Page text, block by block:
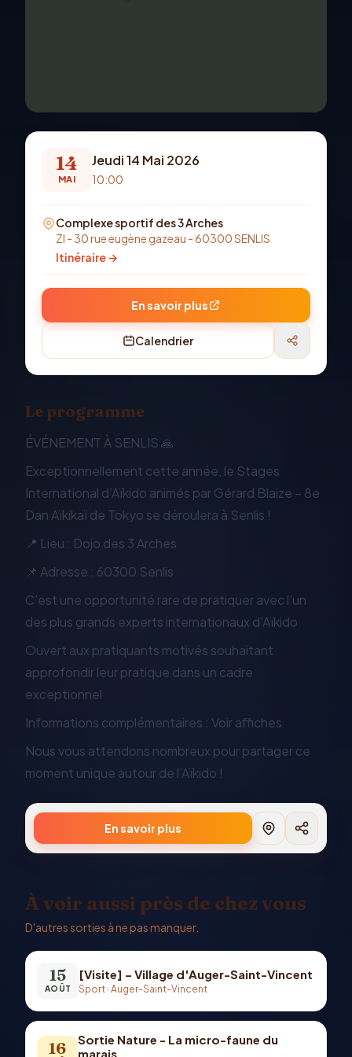
14
MAI
Jeudi 14 Mai 2026
10:00
Complexe sportif des 3 Arches
ZI - 30 rue eugène gazeau - 60300 SENLIS
Itinéraire →
En savoir plus
Calendrier
Le programme
ÉVÉNEMENT À SENLIS 🙏
Exceptionnellement cette année, le Stages
International d’Aïkido animés par Gérard Blaize – 8e
Dan Aïkikaï de Tokyo se déroulera à Senlis !
📍 Lieu : Dojo des 3 Arches
📌 Adresse : 60300 Senlis
C’est une opportunité rare de pratiquer avec l’un
des plus grands experts internationaux d’Aïkido
Ouvert aux pratiquants motivés souhaitant
approfondir leur pratique dans un cadre
exceptionnel
Informations complémentaires : Voir affiches
Nous vous attendons nombreux pour partager ce
moment unique autour de l’Aïkido !
En savoir plus
À voir aussi près de chez vous
D'autres sorties à ne pas manquer.
15
AOÛT
[Visite] – Village d'Auger-Saint-Vincent
Sport · Auger-Saint-Vincent
16
Sortie Nature - La micro-faune du
marais